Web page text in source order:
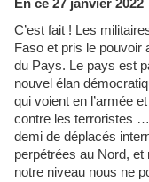
En ce 27 janvier 2022
C’est fait ! Les
Faso et pris le pouvoir
du Pays. Le pays est
nouvel élan
qui voient en l’armée
contre les terroristes …
demi de déplacés
perpétrées au Nord, et
notre niveau nous ne